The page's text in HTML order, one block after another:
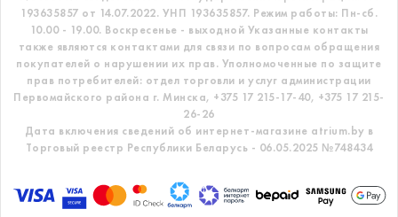
193635857 от 14.07.2022. УНП 193635857. Режим работы: Пн-сб.
10.00 - 19.00. Воскресенье - выходной Указанные контакты
также являются контактами для связи по вопросам обращения
покупателей о нарушении их прав. Уполномоченные по защите
прав потребителей: отдел торговли и услуг администрации
Первомайского района г. Минска, +375 17 215-17-40, +375 17 215-
26-26
Дата включения сведений об интернет-магазине atrium.by в
Торговый реестр Республики Беларусь - 06.05.2025 №748434